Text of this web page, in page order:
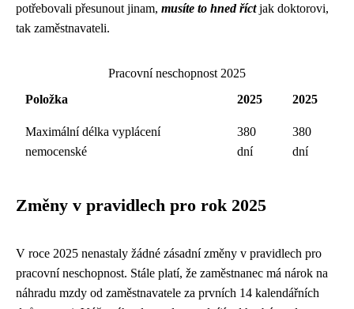
potřebovali přesunout jinam, musíte to hned říctjak doktorovi,
tak zaměstnavateli.
Pracovní neschopnost 2025
Položka
2025 2025
Maximální délka vyplácení
nemocenské
380
dní
380
dní
Změny v pravidlech pro rok 2025
V roce 2025 nenastaly žádné zásadní změny v pravidlech pro
pracovní neschopnost. Stále platí, že zaměstnanec má nárok na
náhradu mzdy od zaměstnavatele za prvních 14 kalendářních